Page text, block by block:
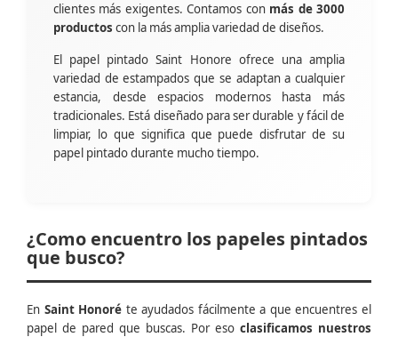
clientes más exigentes. Contamos con más de 3000
productos con la más amplia variedad de diseños.
El papel pintado Saint Honore ofrece una amplia
variedad de estampados que se adaptan a cualquier
estancia, desde espacios modernos hasta más
tradicionales. Está diseñado para ser durable y fácil de
limpiar, lo que significa que puede disfrutar de su
papel pintado durante mucho tiempo.
¿Como encuentro los papeles pintados
que busco?
En Saint Honoré te ayudados fácilmente a que encuentres el
papel de pared que buscas. Por eso clasificamos nuestros